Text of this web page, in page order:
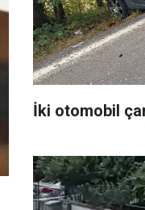
İki otomobil